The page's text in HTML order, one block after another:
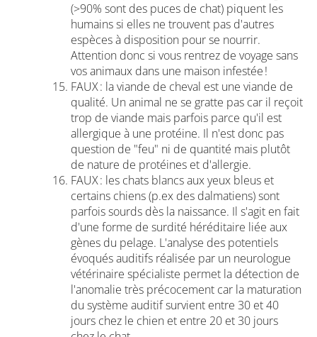
(>90% sont des puces de chat) piquent les
humains si elles ne trouvent pas d'autres
espèces à disposition pour se nourrir.
Attention donc si vous rentrez de voyage sans
vos animaux dans une maison infestée !
FAUX : la viande de cheval est une viande de
qualité. Un animal ne se gratte pas car il reçoit
trop de viande mais parfois parce qu'il est
allergique à une protéine. Il n'est donc pas
question de "feu" ni de quantité mais plutôt
de nature de protéines et d'allergie.
FAUX : les chats blancs aux yeux bleus et
certains chiens (p.ex des dalmatiens) sont
parfois sourds dès la naissance. Il s'agit en fait
d'une forme de surdité héréditaire liée aux
gènes du pelage. L'analyse des potentiels
évoqués auditifs réalisée par un neurologue
vétérinaire spécialiste permet la détection de
l'anomalie très précocement car la maturation
du système auditif survient entre 30 et 40
jours chez le chien et entre 20 et 30 jours